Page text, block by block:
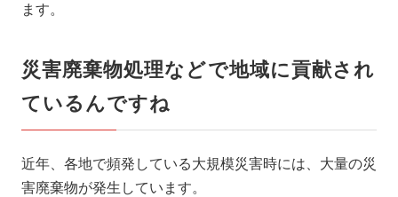
ます。
災害廃棄物処理などで地域に貢献され
ているんですね
近年、各地で頻発している大規模災害時には、大量の災
害廃棄物が発生しています。